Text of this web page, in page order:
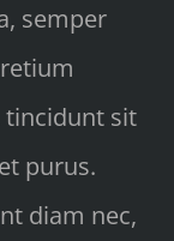
semper
tincidunt sit
purus.
diam nec,